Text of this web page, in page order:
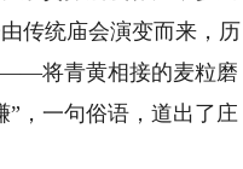
传统庙会演变而来，历
——将青黄相接的麦粒磨
”，一句俗语，道出了庄